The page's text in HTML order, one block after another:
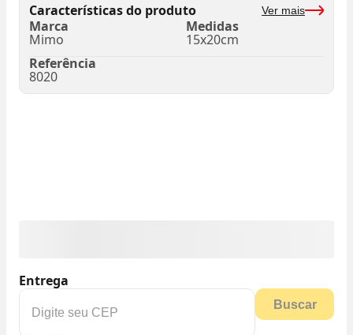
Características do produto Ver mais
Marca
Mimo
Medidas
15x20cm
Referência
8020
Entrega
Buscar